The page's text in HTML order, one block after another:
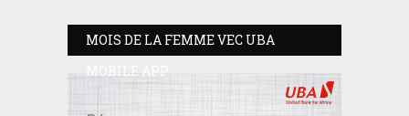
MOIS DE LA FEMME VEC UBA
MOBILE APP